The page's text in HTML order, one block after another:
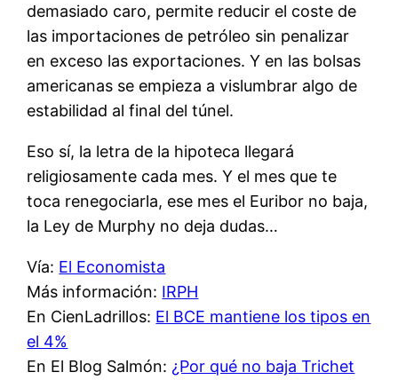
demasiado caro, permite reducir el coste de
las importaciones de petróleo sin penalizar
en exceso las exportaciones. Y en las bolsas
americanas se empieza a vislumbrar algo de
estabilidad al final del túnel.
Eso sí, la letra de la hipoteca llegará
religiosamente cada mes. Y el mes que te
toca renegociarla, ese mes el Euribor no baja,
la Ley de Murphy no deja dudas…
Vía: El Economista
Más información: IRPH
En CienLadrillos: El BCE mantiene los tipos en
el 4%
En El Blog Salmón: ¿Por qué no baja Trichet